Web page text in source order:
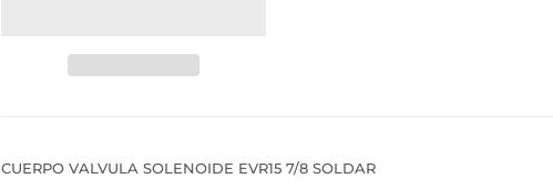
CUERPO VALVULA SOLENOIDE EVR15 7/8 SOLDAR